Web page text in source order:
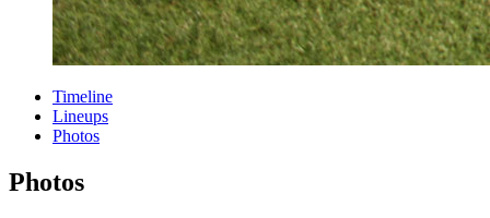
Timeline
Lineups
Photos
Photos